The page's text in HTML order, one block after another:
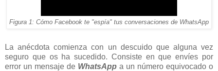
Figura 1: Cómo Facebook te "espía" tus conversaciones de WhatsApp
La anécdota comienza con un descuido que alguna vez
seguro que os ha sucedido. Consiste en que envíes por
error un mensaje de WhatsApp a un número equivocado o